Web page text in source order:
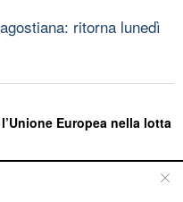
ritorna lunedì
Europea nella lotta